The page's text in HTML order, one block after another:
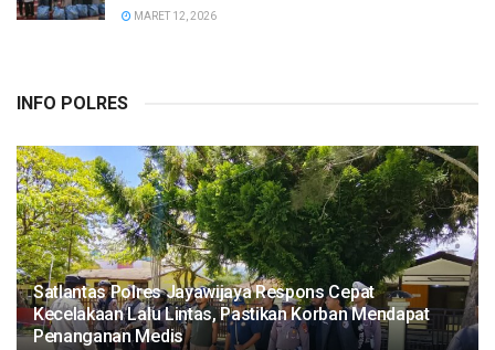
MARET 12, 2026
INFO POLRES
Satlantas Polres Jayawijaya Respons Cepat
Kecelakaan Lalu Lintas, Pastikan Korban Mendapat
Penanganan Medis